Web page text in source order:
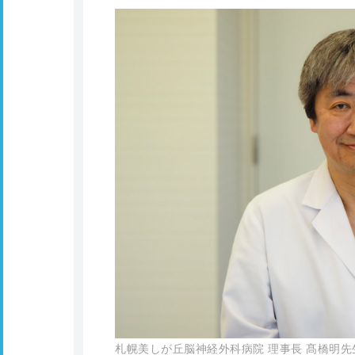
札幌美しが丘脳神経外科病院 理事長 髙橋明先